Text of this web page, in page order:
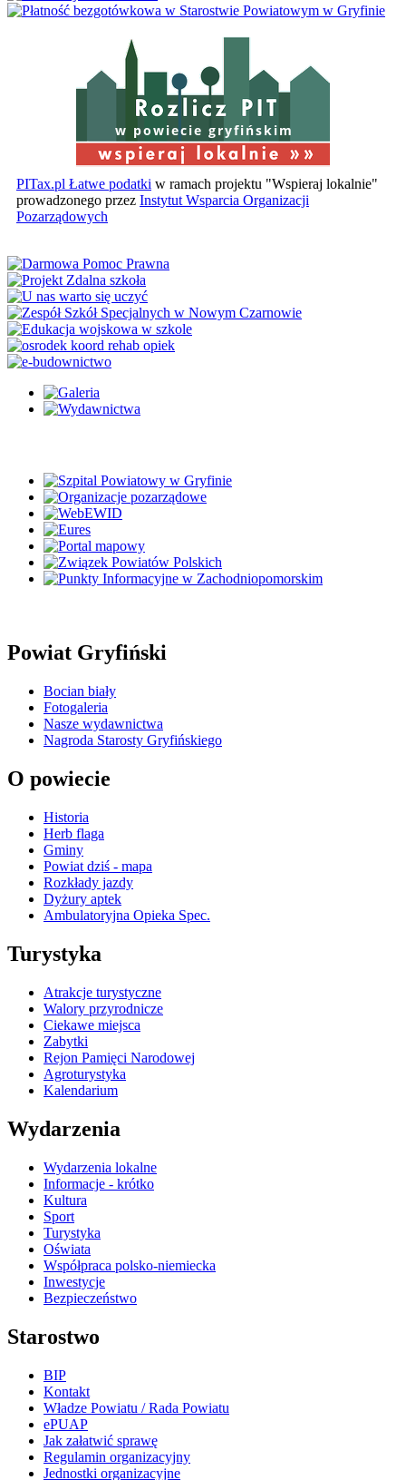
w powiecie gryfińskim
PITax.pl Łatwe podatki w ramach projektu "Wspieraj lokalnie"
prowadzonego przez Instytut Wsparcia Organizacji
Pozarządowych
Powiat Gryfiński
Bocian biały
Fotogaleria
Nasze wydawnictwa
Nagroda Starosty Gryfińskiego
O powiecie
Historia
Herb flaga
Gminy
Powiat dziś - mapa
Rozkłady jazdy
Dyżury aptek
Ambulatoryjna Opieka Spec.
Turystyka
Atrakcje turystyczne
Walory przyrodnicze
Ciekawe miejsca
Zabytki
Rejon Pamięci Narodowej
Agroturystyka
Kalendarium
Wydarzenia
Wydarzenia lokalne
Informacje - krótko
Kultura
Sport
Turystyka
Oświata
Współpraca polsko-niemiecka
Inwestycje
Bezpieczeństwo
Starostwo
BIP
Kontakt
Władze Powiatu / Rada Powiatu
ePUAP
Jak załatwić sprawę
Regulamin organizacyjny
Jednostki organizacyjne